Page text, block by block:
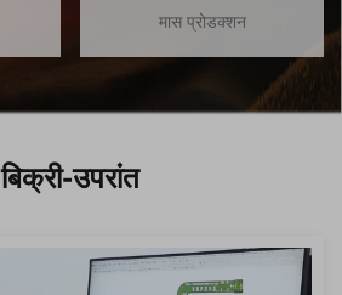
मास प्रोडक्शन
बिक्री-उपरांत